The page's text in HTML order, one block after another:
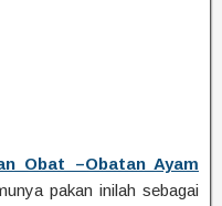
Obat –Obatan Ayam
pakan inilah sebagai